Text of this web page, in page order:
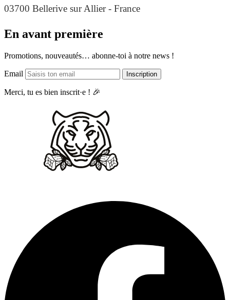
03700 Bellerive sur Allier - France
En avant première
Promotions, nouveautés… abonne-toi à notre news !
Email Inscription
Merci, tu es bien inscrit·e ! 🎉